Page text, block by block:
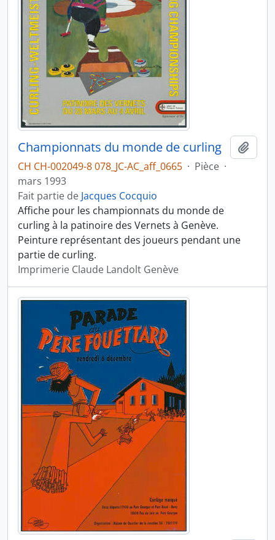
Championnats du monde de curling
CH CH-002049-8 078_JC-AC_aff_0665 · Pièce ·
mars 1993
Fait partie de Jacques Cocquio
Affiche pour les championnats du monde de
curling à la patinoire des Vernets à Genève.
Peinture représentant des joueurs pendant une
partie de curling.
Imprimerie Claude Landolt Genève